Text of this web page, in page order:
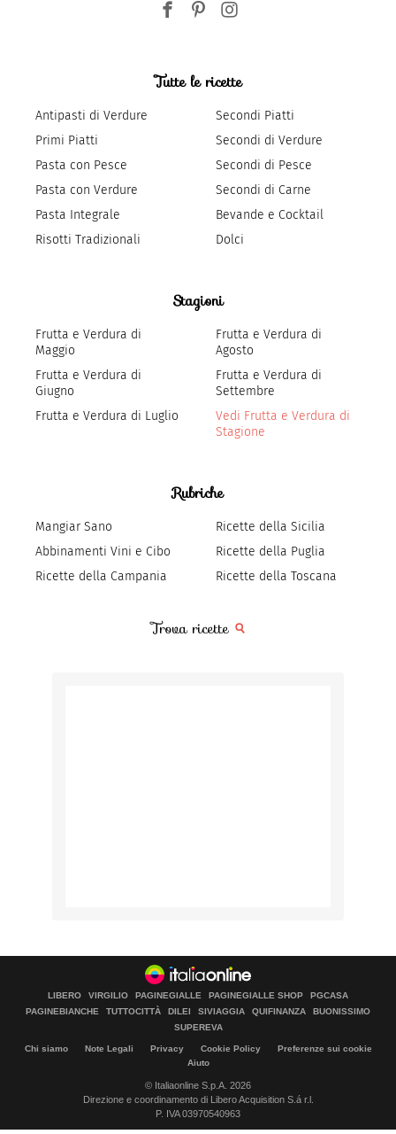
Tutte le ricette
Antipasti di Verdure
Primi Piatti
Pasta con Pesce
Pasta con Verdure
Pasta Integrale
Risotti Tradizionali
Secondi Piatti
Secondi di Verdure
Secondi di Pesce
Secondi di Carne
Bevande e Cocktail
Dolci
Stagioni
Frutta e Verdura di
Maggio
Frutta e Verdura di
Giugno
Frutta e Verdura di Luglio
Frutta e Verdura di
Agosto
Frutta e Verdura di
Settembre
Vedi Frutta e Verdura di
Stagione
Rubriche
Mangiar Sano
Abbinamenti Vini e Cibo
Ricette della Campania
Ricette della Sicilia
Ricette della Puglia
Ricette della Toscana
Trova ricette
LIBERO VIRGILIO PAGINEGIALLE PAGINEGIALLE SHOP
PGCASA
PAGINEBIANCHE
TUTTOCITTÀ DILEI SIVIAGGIA QUIFINANZA
BUONISSIMO
SUPEREVA
Chi siamo Note Legali Privacy Cookie Policy
Preferenze sui cookie
Aiuto
© Italiaonline S.p.A. 2026
Direzione e coordinamento di Libero Acquisition S.á r.l.
P. IVA 03970540963